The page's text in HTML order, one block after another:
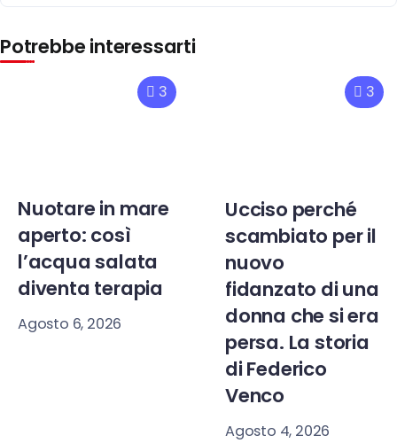
Potrebbe interessarti
3
Nuotare in mare
aperto: così
l’acqua salata
diventa terapia
Agosto 6, 2026
3
Ucciso perché
scambiato per il
nuovo
fidanzato di una
donna che si era
persa. La storia
di Federico
Venco
Agosto 4, 2026